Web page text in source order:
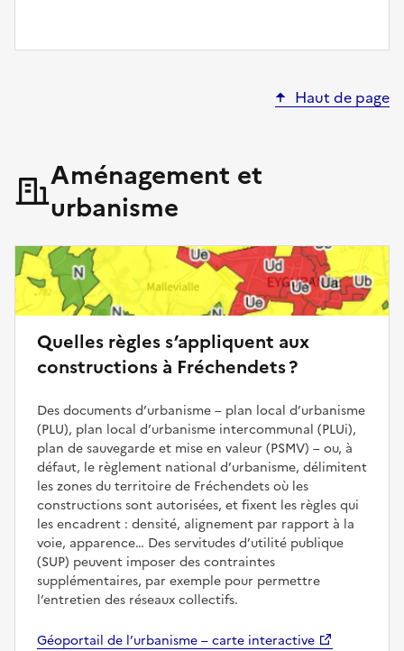
Haut de page
Aménagement et
urbanisme
Quelles règles s’appliquent aux
constructions à Fréchendets ?
Des documents d’urbanisme – plan local d’urbanisme
(PLU), plan local d’urbanisme intercommunal (PLUi),
plan de sauvegarde et mise en valeur (PSMV) – ou, à
défaut, le règlement national d’urbanisme, délimitent
les zones du territoire de Fréchendets où les
constructions sont autorisées, et fixent les règles qui
les encadrent : densité, alignement par rapport à la
voie, apparence… Des servitudes d’utilité publique
(SUP) peuvent imposer des contraintes
supplémentaires, par exemple pour permettre
l’entretien des réseaux collectifs.
Géoportail de l’urbanisme – carte interactive